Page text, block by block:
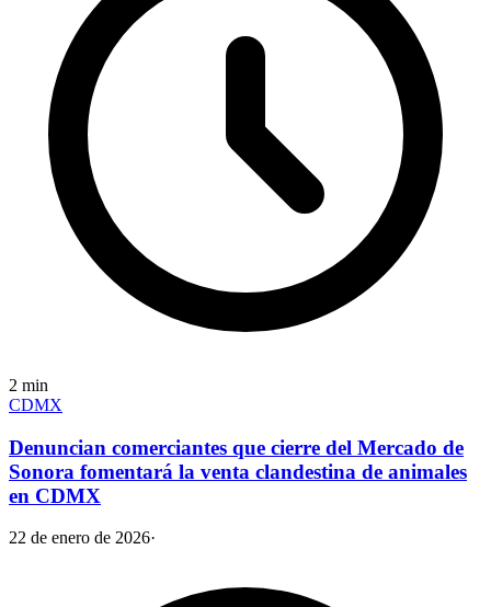
2 min
CDMX
Denuncian comerciantes que cierre del Mercado de
Sonora fomentará la venta clandestina de animales
en CDMX
22 de enero de 2026·